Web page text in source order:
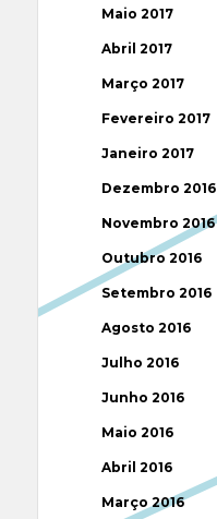
Maio 2017
Abril 2017
Março 2017
Fevereiro 2017
Janeiro 2017
Dezembro 2016
Novembro 2016
Outubro 2016
Setembro 2016
Agosto 2016
Julho 2016
Junho 2016
Maio 2016
Abril 2016
Março 2016